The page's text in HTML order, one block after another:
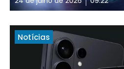
Notícias